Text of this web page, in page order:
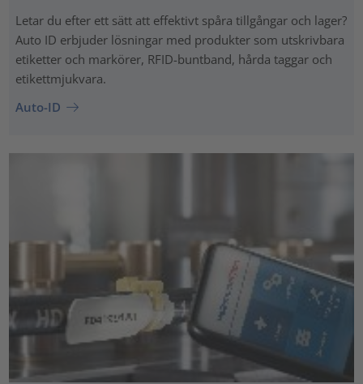
Letar du efter ett sätt att effektivt spåra tillgångar och lager?
Auto ID erbjuder lösningar med produkter som utskrivbara
etiketter och markörer, RFID-buntband, hårda taggar och
etikettmjukvara.
Auto-ID